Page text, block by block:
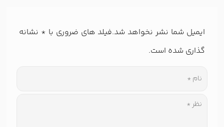
ایمیل شما نشر نخواهد شد.فیلد های ضروری با * نشانه
گذاری شده است.